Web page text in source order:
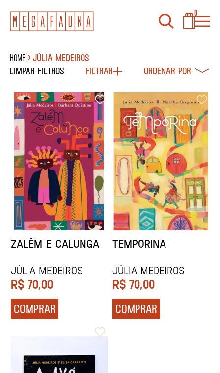
0
Home
JÚLIA MEDEIROS
Filtrar
Limpar filtros
ZALÉM E CALUNGA
JÚLIA MEDEIROS
R$ 70,00
COMPRAR
TEMPORINA
JÚLIA MEDEIROS
R$ 70,00
COMPRAR